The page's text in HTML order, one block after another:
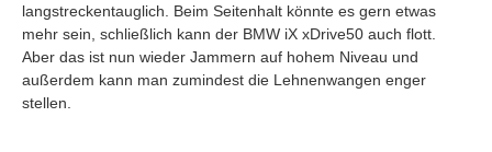
langstreckentauglich. Beim Seitenhalt könnte es gern etwas
mehr sein, schließlich kann der BMW iX xDrive50 auch flott.
Aber das ist nun wieder Jammern auf hohem Niveau und
außerdem kann man zumindest die Lehnenwangen enger
stellen.